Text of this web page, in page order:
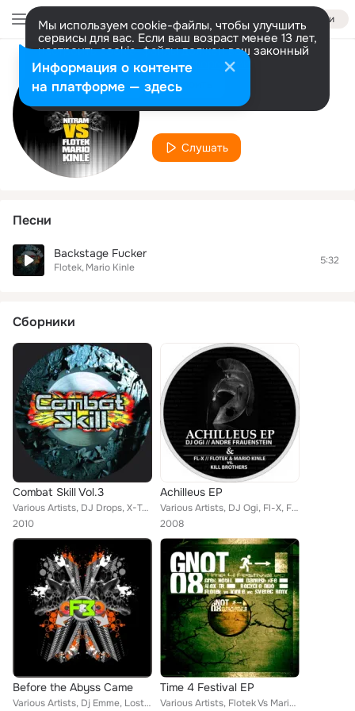
Войти
Мы используем cookie-файлы, чтобы улучшить
сервисы для вас. Если ваш возраст менее 13 лет,
настроить cookie-файлы должен ваш законный
представитель. Больше информации
Разрешить все Настроить
Исполнитель
Flotek
Слушать
Песни
Backstage Fucker
Flotek Mario Kinle
5:32
Сборники
Combat Skill Vol.3
Various Artists, DJ Drops, X-Tension, Richie Gee, Sepromatiq, Flotek, Mario Kinle
2010
Achilleus EP
Various Artists, DJ Ogi, Fl-X, Flotek & Mario Kinle vs. Kill Brothers, Andre Frauenstein
2008
Before the Abyss Came
Various Artists, Dj Emme, Lost Souls, Doc Mootch, Flotek & Mario Kinle Vs. Destroyer, Scott Kemix & Dr Chekill
Time 4 Festival EP
Various Artists, Flotek Vs Mario Kinle, Alex TB vs. Recycle Duo, GreG Notill Vs Dariush Gee, Flotek Vs Kinle
Информация о контенте
на платформе — здесь